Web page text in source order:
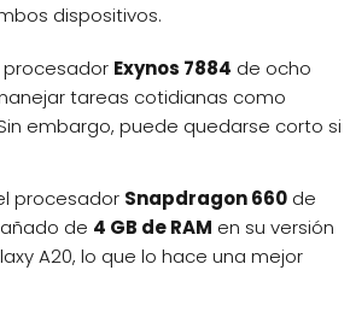
dispositivos.
procesador Exynos 7884 de ocho
tareas cotidianas como
embargo, puede quedarse corto si
procesador Snapdragon 660 de
de 4 GB de RAM en su versión
A20, lo que lo hace una mejor